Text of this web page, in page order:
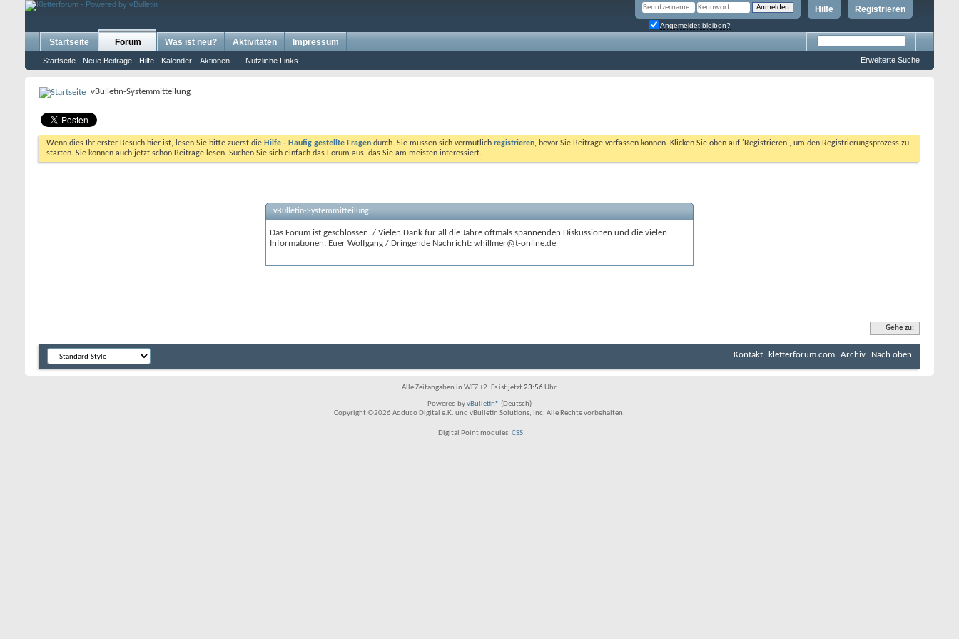
Registrieren
Hilfe
Angemeldet bleiben?
Startseite Forum
Startseite Neue Beiträge Hilfe Kalender Aktionen Nützliche Links
Was ist neu? Aktivitäten Impressum
Erweiterte Suche
vBulletin-Systemmitteilung
Wenn dies Ihr erster Besuch hier ist, lesen Sie bitte zuerst die Hilfe - Häufig gestellte Fragen durch. Sie müssen sich vermutlich registrieren, bevor Sie Beiträge verfassen können. Klicken Sie oben auf 'Registrieren', um den Registrierungsprozess zu
starten. Sie können auch jetzt schon Beiträge lesen. Suchen Sie sich einfach das Forum aus, das Sie am meisten interessiert.
vBulletin-Systemmitteilung
Das Forum ist geschlossen. / Vielen Dank für all die Jahre oftmals spannenden Diskussionen und die vielen
Informationen. Euer Wolfgang / Dringende Nachricht: whillmer@t-online.de
Gehe zu:
Kontakt kletterforum.com Archiv Nach oben
Alle Zeitangaben in WEZ +2. Es ist jetzt23:56Uhr.
Powered byvBulletin® (Deutsch)
Copyright ©2026 Adduco Digital e.K. und vBulletin Solutions, Inc. Alle Rechte vorbehalten.
Digital Point modules: CSS